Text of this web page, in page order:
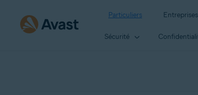
Particuliers Entreprises
Sécurité